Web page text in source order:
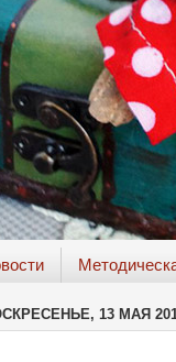
13 МАЯ